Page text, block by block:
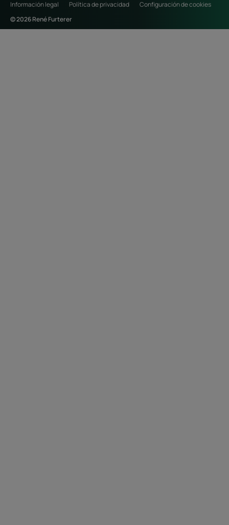
Información legal Política de privacidad
Configuración de cookies
© 2026 René Furterer